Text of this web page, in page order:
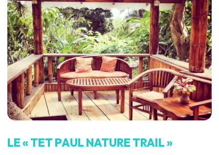
LE « TET PAUL NATURE TRAIL »